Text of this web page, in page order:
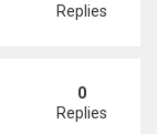
Replies
0
Replies